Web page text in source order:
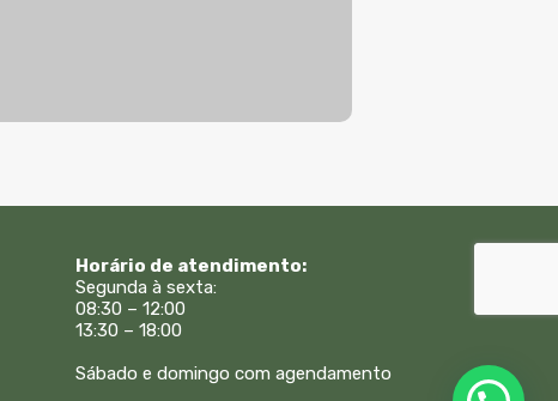
Horário de atendimento:
Segunda à sexta:
08:30 – 12:00
13:30 – 18:00
Sábado e domingo com agendamento